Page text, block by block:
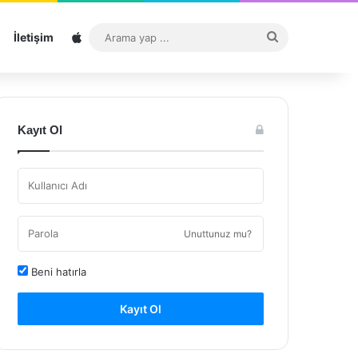
İletişim Sitemap
...
Kayıt Ol
Unuttunuz mu?
Beni hatırla
Kayıt Ol